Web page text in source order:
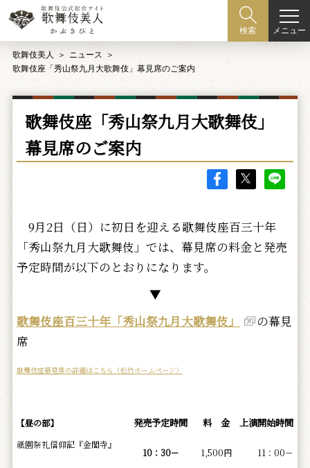
検索 メニュー
歌舞伎美人
ニュース
歌舞伎座「秀山祭九月大歌舞伎」幕見席のご案内
歌舞伎座「秀山祭九月大歌舞伎」
幕見席のご案内
9月2日（日）に初日を迎える歌舞伎座百三十年
「秀山祭九月大歌舞伎」では、幕見席の料金と発売
予定時間が以下のとおりになります。
▼
歌舞伎座百三十年「秀山祭九月大歌舞伎」
の幕見
席
歌舞伎座幕見席の詳細はこちら（松竹ホームページ）
【昼の部】 発売予定時間 料 金 上演開始時間
祇園祭礼信仰記『金閣寺』
10：30－ 1,500円
11：00－